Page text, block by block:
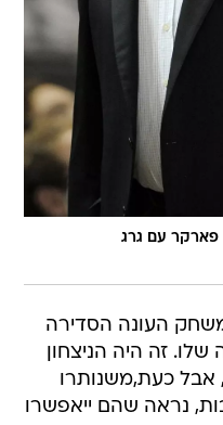
פארקר עם גרג
נקודות במשחק העונה הסדירה
זה היה הניצחון
אבל כעת,משנותרו
נראה שהם ייאפשרו